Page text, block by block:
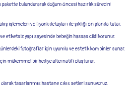
pakette bulundurarak doğum öncesi hazırlık sürecini
işlemeleri ve fiyonk detayları ile şıklığı ön planda tutar.
etiketsiz yapı sayesinde bebeğin hassas cildi korunur.
fotoğraflar için uyumlu ve estetik kombinler sunar.
mükemmel bir hediye alternatifi oluşturur.
tasarlanmış hastane çıkış setleri sunuyoruz.